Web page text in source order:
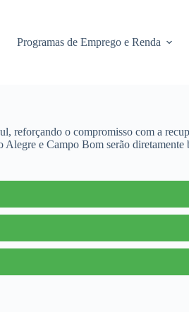
Programas de Emprego e Renda
reforçando o compromisso com a
e Campo Bom serão